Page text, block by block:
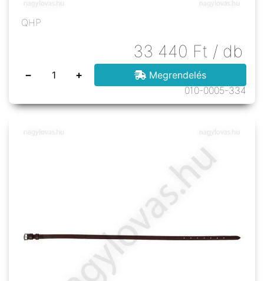
QHP
33 440 Ft / db
− +
Megrendelés
010-0005-334